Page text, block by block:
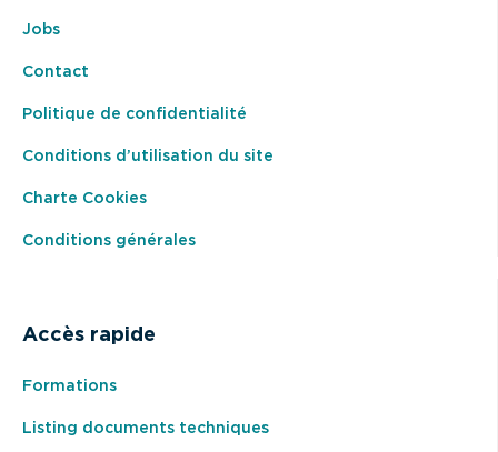
Jobs
Contact
Politique de confidentialité
Conditions d’utilisation du site
Charte Cookies
Conditions générales
Accès rapide
Formations
Listing documents techniques